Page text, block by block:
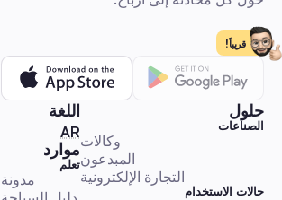
الذكاء الاصطناعي لـ X: أفكار، استخدامات حقيقية، وأدوات للابتكار
حالات استخدام الذكاء الاصطناعي
قريباً!
حلول
الصناعات
وكالات
المبدعون
التجارة الإلكترونية
حالات الاستخدام
موارد
تعلم
مدونة
اللغة
AR